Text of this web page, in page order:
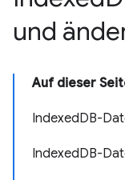
und
Auf dieser
IndexedDB-
IndexedDB-